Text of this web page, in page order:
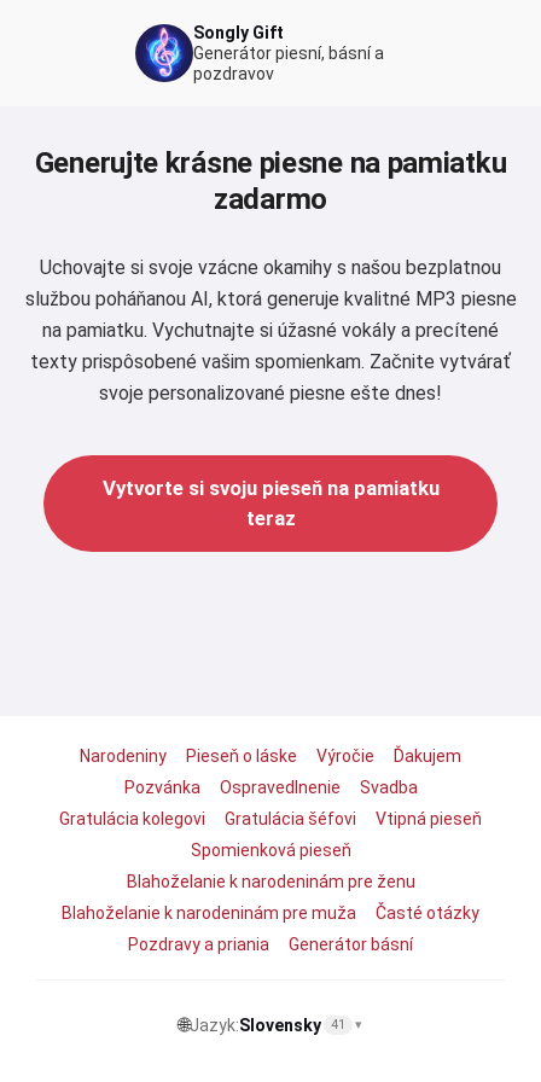
Songly Gift
Generátor piesní, básní a
pozdravov
Generujte krásne piesne na pamiatku
zadarmo
Uchovajte si svoje vzácne okamihy s našou bezplatnou
službou poháňanou AI, ktorá generuje kvalitné MP3 piesne
na pamiatku. Vychutnajte si úžasné vokály a precítené
texty prispôsobené vašim spomienkam. Začnite vytvárať
svoje personalizované piesne ešte dnes!
Vytvorte si svoju pieseň na pamiatku
teraz
Narodeniny Pieseň o láske Výročie
Ďakujem
Pozvánka
Ospravedlnenie
Svadba
Gratulácia kolegovi
Gratulácia šéfovi
Vtipná pieseň
Spomienková pieseň
Blahoželanie k narodeninám pre ženu
Blahoželanie k narodeninám pre muža
Časté otázky
Pozdravy a priania
Generátor básní
🌐Jazyk:Slovensky 41 ▾